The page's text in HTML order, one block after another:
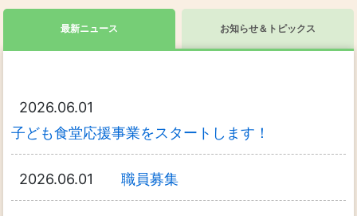
最新ニュース お知らせ＆トピックス
2026.06.01
子ども食堂応援事業をスタートします！
2026.06.01 職員募集